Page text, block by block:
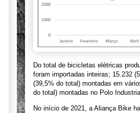
Do total de bicicletas elétricas
foram importadas inteiras; 15.232
(39,5% do total) montadas em
do total) montadas no Polo
No início de 2021, a Aliança Bike